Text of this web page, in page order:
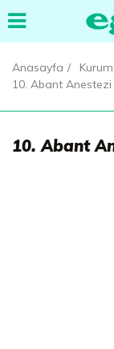
Anasayfa
10. Abant
10. Abant